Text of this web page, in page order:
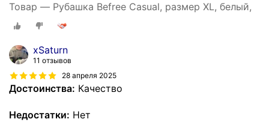
Товар — Рубашка Befree Casual, размер XL, белый,
xSaturn
11 отзывов
28 апреля 2025
Достоинства: Качество
Недостатки: Нет